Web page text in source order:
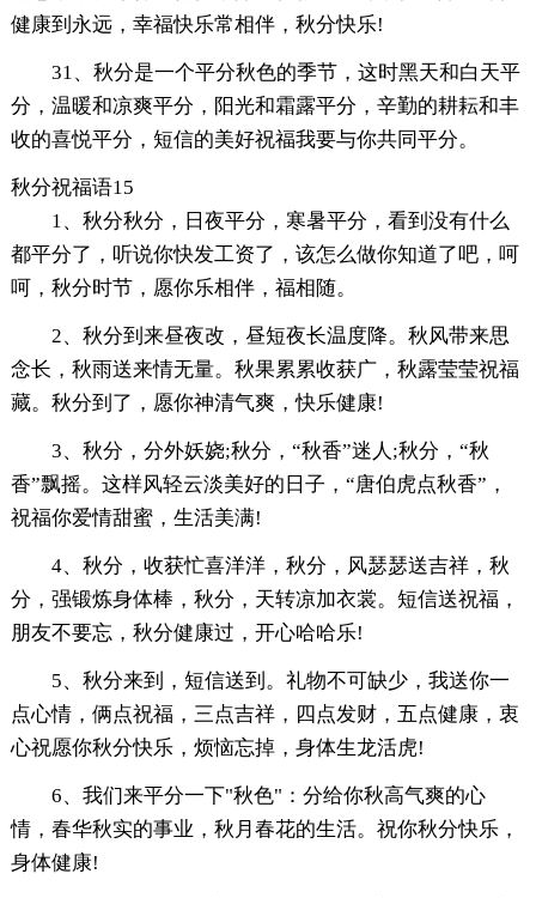
健康到永远，幸福快乐常相伴，秋分快乐!
31、秋分是一个平分秋色的季节，这时黑天和白天平
分，温暖和凉爽平分，阳光和霜露平分，辛勤的耕耘和丰
收的喜悦平分，短信的美好祝福我要与你共同平分。
秋分祝福语15
1、秋分秋分，日夜平分，寒暑平分，看到没有什么
都平分了，听说你快发工资了，该怎么做你知道了吧，呵
呵，秋分时节，愿你乐相伴，福相随。
2、秋分到来昼夜改，昼短夜长温度降。秋风带来思
念长，秋雨送来情无量。秋果累累收获广，秋露莹莹祝福
藏。秋分到了，愿你神清气爽，快乐健康!
3、秋分，分外妖娆;秋分，“秋香”迷人;秋分，“秋
香”飘摇。这样风轻云淡美好的日子，“唐伯虎点秋香”，
祝福你爱情甜蜜，生活美满!
4、秋分，收获忙喜洋洋，秋分，风瑟瑟送吉祥，秋
分，强锻炼身体棒，秋分，天转凉加衣裳。短信送祝福，
朋友不要忘，秋分健康过，开心哈哈乐!
5、秋分来到，短信送到。礼物不可缺少，我送你一
点心情，俩点祝福，三点吉祥，四点发财，五点健康，衷
心祝愿你秋分快乐，烦恼忘掉，身体生龙活虎!
6、我们来平分一下"秋色"：分给你秋高气爽的心
情，春华秋实的事业，秋月春花的生活。祝你秋分快乐，
身体健康!